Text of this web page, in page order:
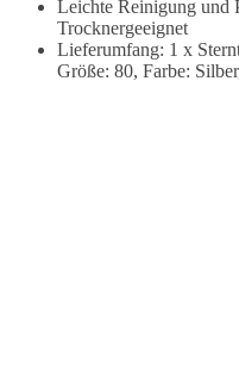
Leichte Reinigung und
Trocknergeeignet
Lieferumfang: 1 x
Größe: 80, Farbe: